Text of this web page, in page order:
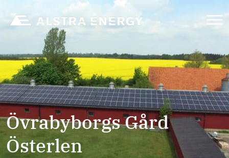
Övrabyborgs Gård
Österlen